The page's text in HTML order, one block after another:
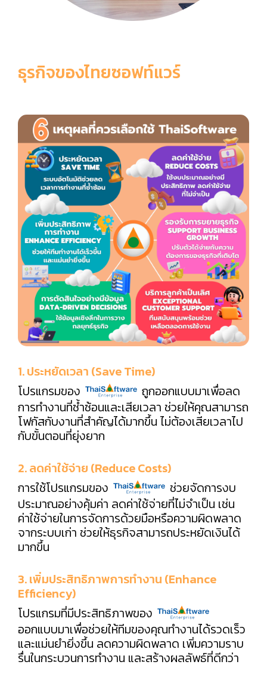
ธุรกิจของไทยซอฟท์แวร์
1. ประหยัดเวลา (Save Time)
โปรแกรมของ
ถูกออกแบบมาเพื่อลด
การทำงานที่ซ้ำซ้อนและเสียเวลา ช่วยให้คุณสามารถ
โฟกัสกับงานที่สำคัญได้มากขึ้น ไม่ต้องเสียเวลาไป
กับขั้นตอนที่ยุ่งยาก
2. ลดค่าใช้จ่าย (Reduce Costs)
การใช้โปรแกรมของ
ช่วยจัดการงบ
ประมาณอย่างคุ้มค่า ลดค่าใช้จ่ายที่ไม่จำเป็น เช่น
ค่าใช้จ่ายในการจัดการด้วยมือหรือความผิดพลาด
จากระบบเก่า ช่วยให้ธุรกิจสามารถประหยัดเงินได้
มากขึ้น
3. เพิ่มประสิทธิภาพการทำงาน (Enhance
Efficiency)
โปรแกรมที่มีประสิทธิภาพของ
ออกแบบมาเพื่อช่วยให้ทีมของคุณทำงานได้รวดเร็ว
และแม่นยำยิ่งขึ้น ลดความผิดพลาด เพิ่มความราบ
รื่นในกระบวนการทำงาน และสร้างผลลัพธ์ที่ดีกว่า